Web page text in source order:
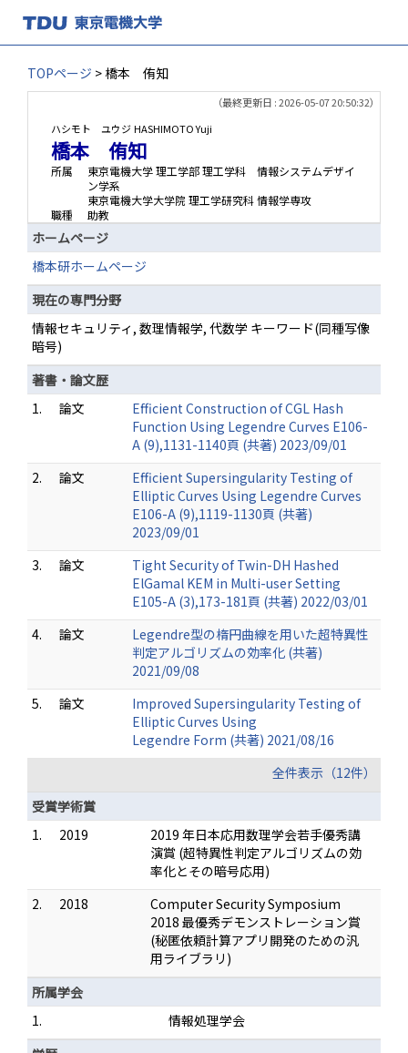
TOPページ > 橋本 侑知
（最終更新日 : 2026-05-07 20:50:32）
ハシモト ユウジHASHIMOTO Yuji
橋本 侑知
所属
東京電機大学 理工学部 理工学科 情報システムデザイ
ン学系
東京電機大学大学院 理工学研究科 情報学専攻
職種
助教
ホームページ
橋本研ホームページ
現在の専門分野
情報セキュリティ, 数理情報学, 代数学 キーワード(同種写像
暗号)
著書・論文歴
1.
論文
Efficient Construction of CGL Hash
Function Using Legendre Curves E106-
A (9),1131-1140頁 (共著) 2023/09/01
2.
論文
Efficient Supersingularity Testing of
Elliptic Curves Using Legendre Curves
E106-A (9),1119-1130頁 (共著)
2023/09/01
3.
論文
Tight Security of Twin-DH Hashed
ElGamal KEM in Multi-user Setting
E105-A (3),173-181頁 (共著) 2022/03/01
4.
論文
Legendre型の楕円曲線を用いた超特異性
判定アルゴリズムの効率化 (共著)
2021/09/08
5.
論文
Improved Supersingularity Testing of
Elliptic Curves Using
Legendre Form (共著) 2021/08/16
全件表示（12件）
受賞学術賞
1.
2019
2019 年日本応用数理学会若手優秀講
演賞 (超特異性判定アルゴリズムの効
率化とその暗号応用)
2.
2018
Computer Security Symposium
2018 最優秀デモンストレーション賞
(秘匿依頼計算アプリ開発のための汎
用ライブラリ)
所属学会
1.
情報処理学会